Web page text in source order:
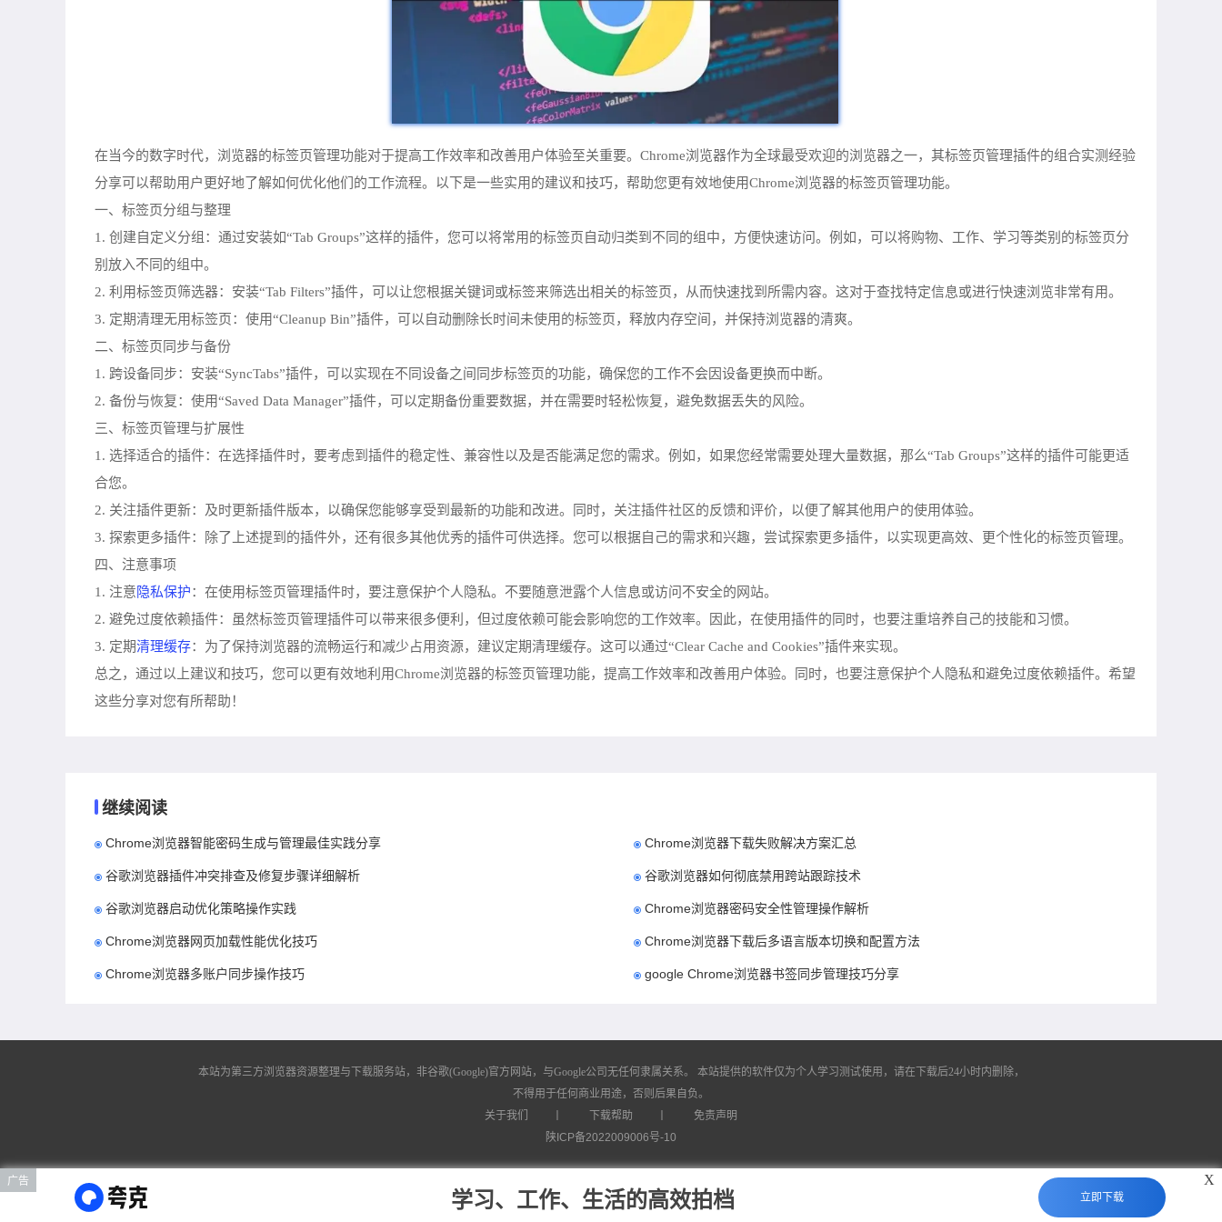
在当今的数字时代，浏览器的标签页管理功能对于提高工作效率和改善用户体验至关重要。Chrome浏览器作为全球最受欢迎的浏览器之一，其标签页管理插件的组合实测经验
分享可以帮助用户更好地了解如何优化他们的工作流程。以下是一些实用的建议和技巧，帮助您更有效地使用Chrome浏览器的标签页管理功能。
一、标签页分组与整理
1. 创建自定义分组：通过安装如“Tab Groups”这样的插件，您可以将常用的标签页自动归类到不同的组中，方便快速访问。例如，可以将购物、工作、学习等类别的标签页分
别放入不同的组中。
2. 利用标签页筛选器：安装“Tab Filters”插件，可以让您根据关键词或标签来筛选出相关的标签页，从而快速找到所需内容。这对于查找特定信息或进行快速浏览非常有用。
3. 定期清理无用标签页：使用“Cleanup Bin”插件，可以自动删除长时间未使用的标签页，释放内存空间，并保持浏览器的清爽。
二、标签页同步与备份
1. 跨设备同步：安装“SyncTabs”插件，可以实现在不同设备之间同步标签页的功能，确保您的工作不会因设备更换而中断。
2. 备份与恢复：使用“Saved Data Manager”插件，可以定期备份重要数据，并在需要时轻松恢复，避免数据丢失的风险。
三、标签页管理与扩展性
1. 选择适合的插件：在选择插件时，要考虑到插件的稳定性、兼容性以及是否能满足您的需求。例如，如果您经常需要处理大量数据，那么“Tab Groups”这样的插件可能更适
合您。
2. 关注插件更新：及时更新插件版本，以确保您能够享受到最新的功能和改进。同时，关注插件社区的反馈和评价，以便了解其他用户的使用体验。
3. 探索更多插件：除了上述提到的插件外，还有很多其他优秀的插件可供选择。您可以根据自己的需求和兴趣，尝试探索更多插件，以实现更高效、更个性化的标签页管理。
四、注意事项
1. 注意隐私保护：在使用标签页管理插件时，要注意保护个人隐私。不要随意泄露个人信息或访问不安全的网站。
2. 避免过度依赖插件：虽然标签页管理插件可以带来很多便利，但过度依赖可能会影响您的工作效率。因此，在使用插件的同时，也要注重培养自己的技能和习惯。
3. 定期清理缓存：为了保持浏览器的流畅运行和减少占用资源，建议定期清理缓存。这可以通过“Clear Cache and Cookies”插件来实现。
总之，通过以上建议和技巧，您可以更有效地利用Chrome浏览器的标签页管理功能，提高工作效率和改善用户体验。同时，也要注意保护个人隐私和避免过度依赖插件。希望
这些分享对您有所帮助！
继续阅读
Chrome浏览器智能密码生成与管理最佳实践分享 Chrome浏览器下载失败解决方案汇总
谷歌浏览器插件冲突排查及修复步骤详细解析 谷歌浏览器如何彻底禁用跨站跟踪技术
谷歌浏览器启动优化策略操作实践 Chrome浏览器密码安全性管理操作解析
Chrome浏览器网页加载性能优化技巧 Chrome浏览器下载后多语言版本切换和配置方法
Chrome浏览器多账户同步操作技巧 google Chrome浏览器书签同步管理技巧分享
本站为第三方浏览器资源整理与下载服务站，非谷歌(Google)官方网站，与Google公司无任何隶属关系。
本站提供的软件仅为个人学习测试使用，请在下载后24小时内删除，
不得用于任何商业用途，否则后果自负。
关于我们
下载帮助
免责声明
陕ICP备2022009006号-10
广告
学习、工作、生活的高效拍档 立即下载
X